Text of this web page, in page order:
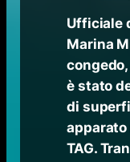
Ufficiale
Marina
è stato
di
apparato
TAG.